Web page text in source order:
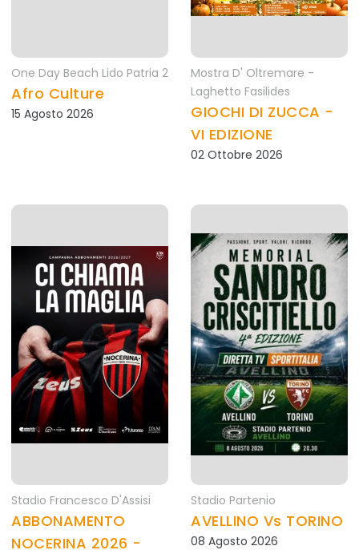
One Day Beach Lido Patria 2
Afro Culture
15 Agosto 2026
Mostra D' Oltremare -
Laghetto Fasilides
GIOCHI DI ZUCCA -
VI EDIZIONE
02 Ottobre 2026
Stadio Francesco D'Assisi
ABBONAMENTO
NOCERINA 2026 -
Stadio Partenio
AVELLINO Vs TORINO
08 Agosto 2026